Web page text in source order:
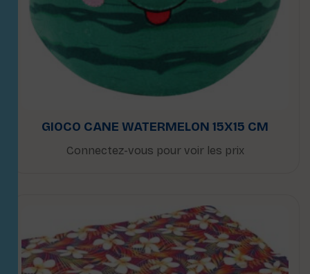
GIOCO CANE WATERMELON 15X15 CM
Connectez-vous pour voir les prix